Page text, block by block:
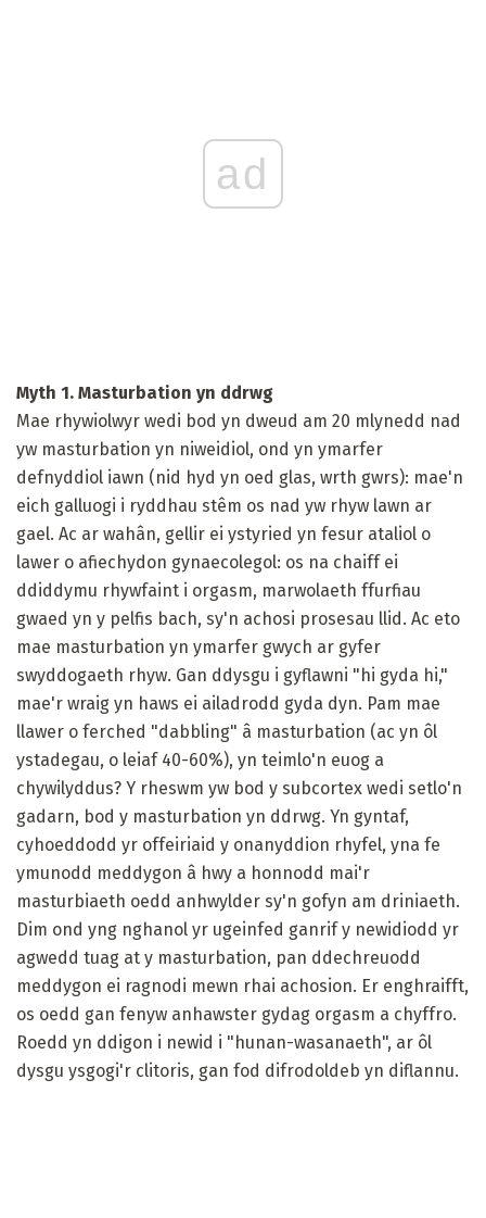
ad
Myth 1. Masturbation yn ddrwg
Mae rhywiolwyr wedi bod yn dweud am 20 mlynedd nad
yw masturbation yn niweidiol, ond yn ymarfer
defnyddiol iawn (nid hyd yn oed glas, wrth gwrs): mae'n
eich galluogi i ryddhau stêm os nad yw rhyw lawn ar
gael. Ac ar wahân, gellir ei ystyried yn fesur ataliol o
lawer o afiechydon gynaecolegol: os na chaiff ei
ddiddymu rhywfaint i orgasm, marwolaeth ffurfiau
gwaed yn y pelfis bach, sy'n achosi prosesau llid. Ac eto
mae masturbation yn ymarfer gwych ar gyfer
swyddogaeth rhyw. Gan ddysgu i gyflawni "hi gyda hi,"
mae'r wraig yn haws ei ailadrodd gyda dyn. Pam mae
llawer o ferched "dabbling" â masturbation (ac yn ôl
ystadegau, o leiaf 40-60%), yn teimlo'n euog a
chywilyddus? Y rheswm yw bod y subcortex wedi setlo'n
gadarn, bod y masturbation yn ddrwg. Yn gyntaf,
cyhoeddodd yr offeiriaid y onanyddion rhyfel, yna fe
ymunodd meddygon â hwy a honnodd mai'r
masturbiaeth oedd anhwylder sy'n gofyn am driniaeth.
Dim ond yng nghanol yr ugeinfed ganrif y newidiodd yr
agwedd tuag at y masturbation, pan ddechreuodd
meddygon ei ragnodi mewn rhai achosion. Er enghraifft,
os oedd gan fenyw anhawster gydag orgasm a chyffro.
Roedd yn ddigon i newid i "hunan-wasanaeth", ar ôl
dysgu ysgogi'r clitoris, gan fod difrodoldeb yn diflannu.